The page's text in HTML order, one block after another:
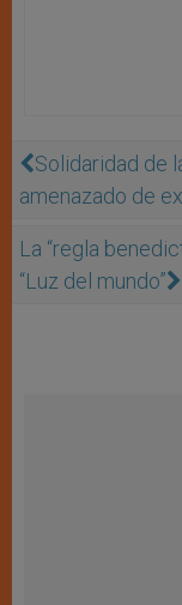
Solidaridad de
amenazado de
La “regla
“Luz del mundo”